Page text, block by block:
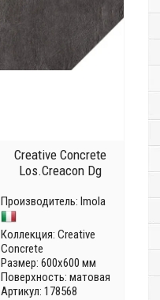
Creative Concrete
Los.Creacon Dg
Производитель: Imola
Коллекция: Creative
Concrete
Размер: 600x600 мм
Поверхность: матовая
Артикул: 178568